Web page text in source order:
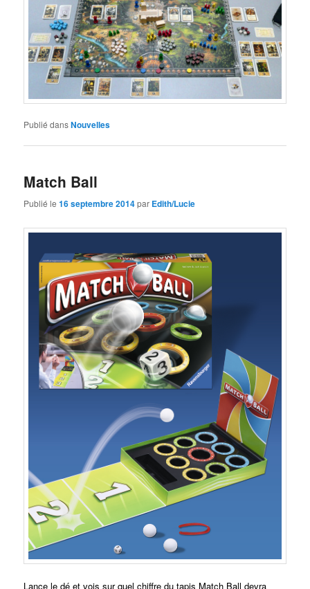
Publié dansNouvelles
Match Ball
Publié le16 septembre 2014par Edith/Lucie
Lance le dé et vois sur quel chiffre du tapis Match Ball devra